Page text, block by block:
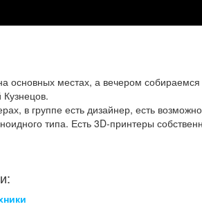
основных местах, а вечером
в группе есть дизайнер, есть
типа. Есть 3D-принтеры